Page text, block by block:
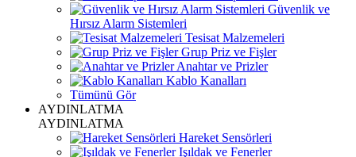
Güvenlik ve
Hırsız Alarm Sistemleri
Tesisat Malzemeleri
Grup Priz ve Fişler
Anahtar ve Prizler
Kablo Kanalları
Tümünü Gör
AYDINLATMA
AYDINLATMA
Hareket Sensörleri
Işıldak ve Fenerler